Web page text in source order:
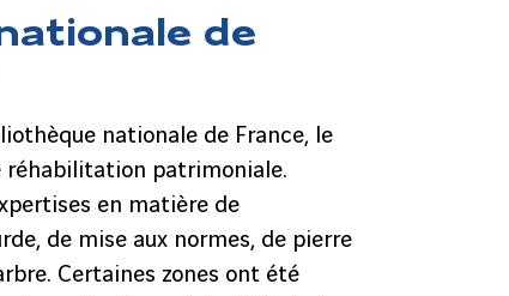
de
nationale de France, le
réhabilitation patrimoniale.
en matière de
de mise aux normes, de pierre
Certaines zones ont été